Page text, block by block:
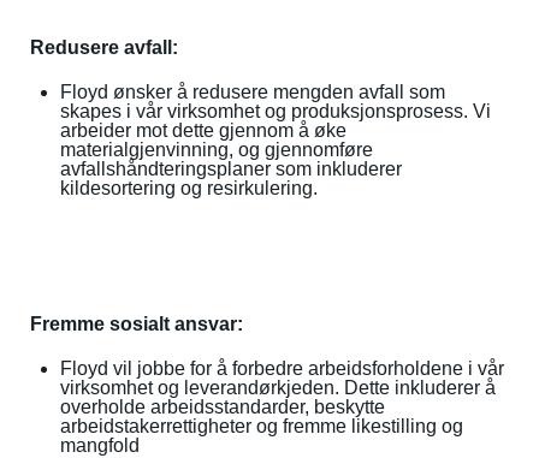
Redusere avfall:
Floyd ønsker å redusere mengden avfall som
skapes i vår virksomhet og produksjonsprosess. Vi
arbeider mot dette gjennom å øke
materialgjenvinning, og gjennomføre
avfallshåndteringsplaner som inkluderer
kildesortering og resirkulering.
Fremme sosialt ansvar:
Floyd vil jobbe for å forbedre arbeidsforholdene i vår
virksomhet og leverandørkjeden. Dette inkluderer å
overholde arbeidsstandarder, beskytte
arbeidstakerrettigheter og fremme likestilling og
mangfold